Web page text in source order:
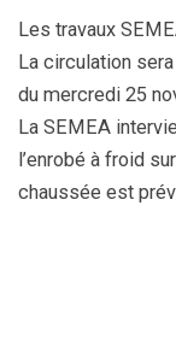
Les travaux
La circulation
du mercredi 25
La SEMEA
l’enrobé à froid
chaussée est